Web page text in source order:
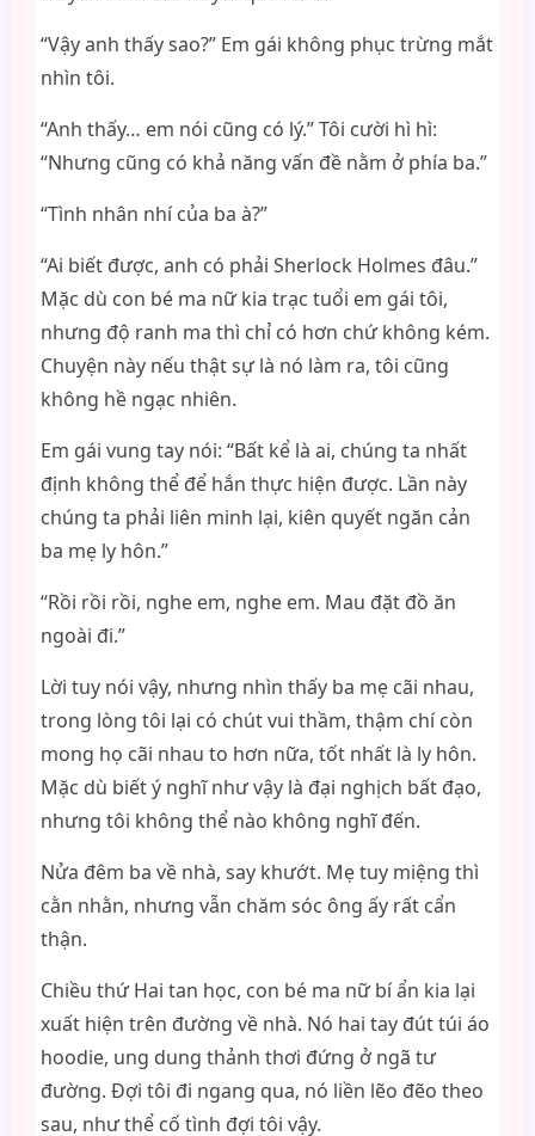
“Vậy anh thấy sao?” Em gái không phục trừng mắt
nhìn tôi.
“Anh thấy… em nói cũng có lý.” Tôi cười hì hì:
“Nhưng cũng có khả năng vấn đề nằm ở phía ba.”
“Tình nhân nhí của ba à?”
“Ai biết được, anh có phải Sherlock Holmes đâu.”
Mặc dù con bé ma nữ kia trạc tuổi em gái tôi,
nhưng độ ranh ma thì chỉ có hơn chứ không kém.
Chuyện này nếu thật sự là nó làm ra, tôi cũng
không hề ngạc nhiên.
Em gái vung tay nói: “Bất kể là ai, chúng ta nhất
định không thể để hắn thực hiện được. Lần này
chúng ta phải liên minh lại, kiên quyết ngăn cản
ba mẹ ly hôn.”
“Rồi rồi rồi, nghe em, nghe em. Mau đặt đồ ăn
ngoài đi.”
Lời tuy nói vậy, nhưng nhìn thấy ba mẹ cãi nhau,
trong lòng tôi lại có chút vui thầm, thậm chí còn
mong họ cãi nhau to hơn nữa, tốt nhất là ly hôn.
Mặc dù biết ý nghĩ như vậy là đại nghịch bất đạo,
nhưng tôi không thể nào không nghĩ đến.
Nửa đêm ba về nhà, say khướt. Mẹ tuy miệng thì
cằn nhằn, nhưng vẫn chăm sóc ông ấy rất cẩn
thận.
Chiều thứ Hai tan học, con bé ma nữ bí ẩn kia lại
xuất hiện trên đường về nhà. Nó hai tay đút túi áo
hoodie, ung dung thảnh thơi đứng ở ngã tư
đường. Đợi tôi đi ngang qua, nó liền lẽo đẽo theo
sau, như thể cố tình đợi tôi vậy.